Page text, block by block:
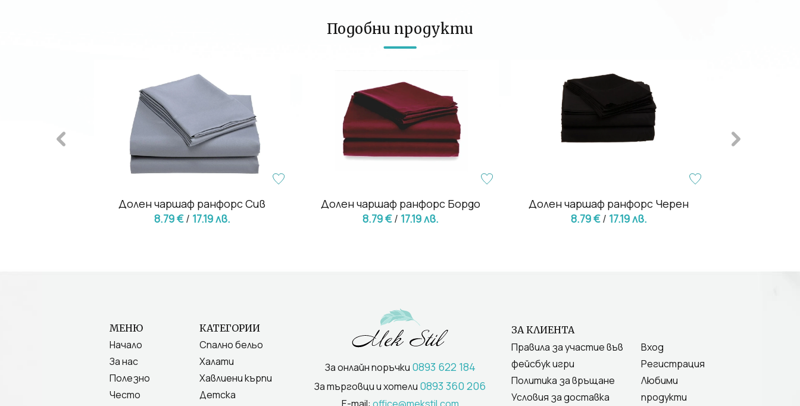
Подобни продукти
Долен чаршаф ранфорс Сив
8.79 € / 17.19 лв.
Долен чаршаф ранфорс Бордо
8.79 € / 17.19 лв.
Долен чаршаф ранфорс Черен
8.79 € / 17.19 лв.
МЕНЮ
Начало
За нас
Полезно
Често
КАТЕГОРИИ
Спално бельо
Халати
Хавлиени кърпи
Детска
За онлайн поръчки 0893 622 184
За търговци и хотели 0893 360 206
ЗА КЛИЕНТА
Правила за участие във
фейсбук игри
Политика за връщане
Условия за доставка
Вход
Регистрация
Любими
продукти